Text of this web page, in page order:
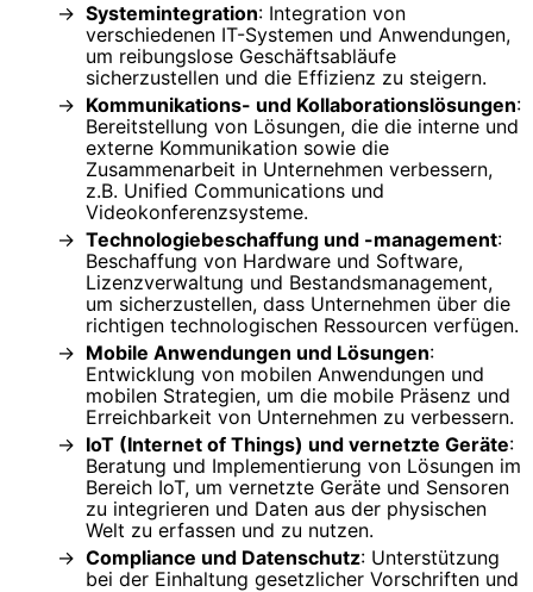
Systemintegration: Integration von
verschiedenen IT-Systemen und Anwendungen,
um reibungslose Geschäftsabläufe
sicherzustellen und die Effizienz zu steigern.
Kommunikations- und Kollaborationslösungen:
Bereitstellung von Lösungen, die die interne und
externe Kommunikation sowie die
Zusammenarbeit in Unternehmen verbessern,
z.B. Unified Communications und
Videokonferenzsysteme.
Technologiebeschaffung und -management:
Beschaffung von Hardware und Software,
Lizenzverwaltung und Bestandsmanagement,
um sicherzustellen, dass Unternehmen über die
richtigen technologischen Ressourcen verfügen.
Mobile Anwendungen und Lösungen:
Entwicklung von mobilen Anwendungen und
mobilen Strategien, um die mobile Präsenz und
Erreichbarkeit von Unternehmen zu verbessern.
IoT (Internet of Things) und vernetzte Geräte:
Beratung und Implementierung von Lösungen im
Bereich IoT, um vernetzte Geräte und Sensoren
zu integrieren und Daten aus der physischen
Welt zu erfassen und zu nutzen.
Compliance und Datenschutz: Unterstützung
bei der Einhaltung gesetzlicher Vorschriften und